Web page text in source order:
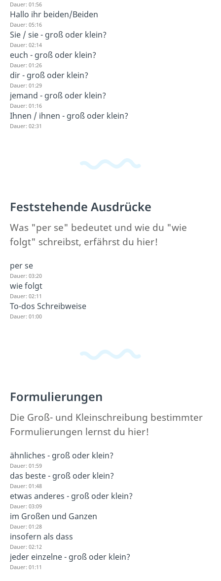
Dauer: 01:56
Hallo ihr beiden/Beiden
Dauer: 05:16
Sie / sie - groß oder klein?
Dauer: 02:14
euch - groß oder klein?
Dauer: 01:26
dir - groß oder klein?
Dauer: 01:29
jemand - groß oder klein?
Dauer: 01:16
Ihnen / ihnen - groß oder klein?
Dauer: 02:31
Feststehende Ausdrücke
Was "per se" bedeutet und wie du "wie
folgt" schreibst, erfährst du hier!
per se
Dauer: 03:20
wie folgt
Dauer: 02:11
To-dos Schreibweise
Dauer: 01:00
Formulierungen
Die Groß- und Kleinschreibung bestimmter
Formulierungen lernst du hier!
ähnliches - groß oder klein?
Dauer: 01:59
das beste - groß oder klein?
Dauer: 01:48
etwas anderes - groß oder klein?
Dauer: 03:09
im Großen und Ganzen
Dauer: 01:28
insofern als dass
Dauer: 02:12
jeder einzelne - groß oder klein?
Dauer: 01:11